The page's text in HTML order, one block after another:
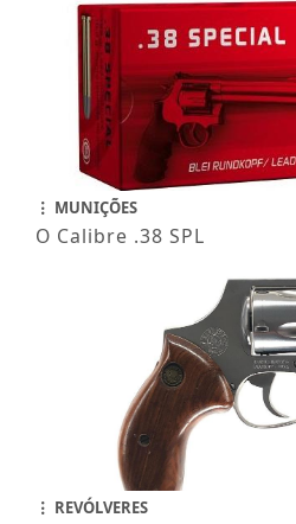
MUNIÇÕES
O Calibre .38 SPL
REVÓLVERES